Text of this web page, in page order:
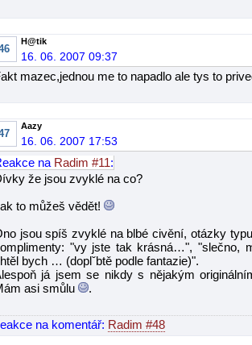
H@tik
16. 06. 2007 09:37
mazec,jednou me to napadlo ale tys to
Aazy
16. 06. 2007 17:53
na Radim #11:
že jsou zvyklé na co?
to můžeš vědět!
jsou spíš zvyklé na blbé civění, otázky
"vy jste tak krásná…", "slečno,
bych … (doplˇbtě podle fantazie)".
já jsem se nikdy s nějakým
asi smůlu
.
na komentář: Radim #48